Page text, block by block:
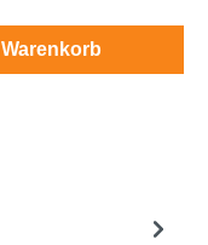
Warenkorb